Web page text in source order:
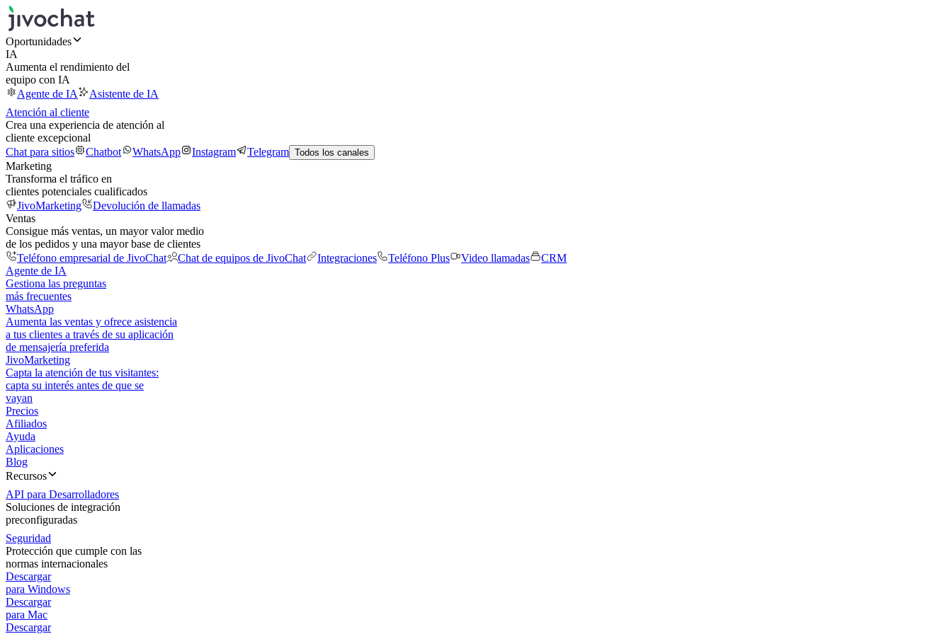
Oportunidades
IA
Aumenta el rendimiento del
equipo con IA
Agente de IA
Asistente de IA
Atención al cliente
Crea una experiencia de atención al
cliente excepcional
Chat para sitios
Chatbot WhatsApp Instagram Telegram Todos los canales
Marketing
Transforma el tráfico en
clientes potenciales cualificados
JivoMarketing
Devolución de llamadas
Ventas
Consigue más ventas, un mayor valor medio
de los pedidos y una mayor base de clientes
Teléfono empresarial de JivoChat
Chat de equipos de JivoChat Integraciones Teléfono Plus Video llamadas
CRM
Agente de IA
Gestiona las preguntas
más frecuentes
WhatsApp
Aumenta las ventas y ofrece asistencia
a tus clientes a través de su aplicación
de mensajería preferida
JivoMarketing
Capta la atención de tus visitantes:
capta su interés antes de que se
vayan
Precios
Afiliados
Ayuda
Aplicaciones
Blog
Recursos
API para Desarrolladores
Soluciones de integración
preconfiguradas
Seguridad
Protección que cumple con las
normas internacionales
Descargar
para Windows
Descargar
para Mac
Descargar